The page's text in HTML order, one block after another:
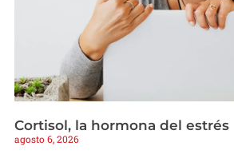
Cortisol, la hormona del estrés
agosto 6, 2026